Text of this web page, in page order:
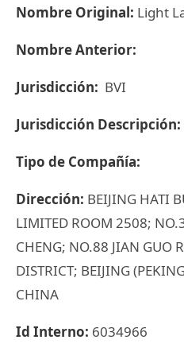
Nombre Original: Light
Nombre Anterior:
Jurisdicción: BVI
Jurisdicción Descripción:
Tipo de Compañía:
Dirección: BEIJING HATI
LIMITED ROOM 2508;
CHENG; NO.88 JIAN GUO
DISTRICT; BEIJING
CHINA
Id Interno: 6034966